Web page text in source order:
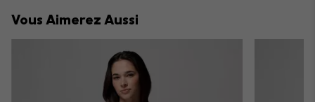
Vous Aimerez Aussi